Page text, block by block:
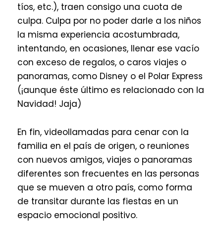
tíos, etc.), traen consigo una cuota de
culpa. Culpa por no poder darle a los niños
la misma experiencia acostumbrada,
intentando, en ocasiones, llenar ese vacío
con exceso de regalos, o caros viajes o
panoramas, como Disney o el Polar Express
(¡aunque éste último es relacionado con la
Navidad! Jaja)
En fin, videollamadas para cenar con la
familia en el país de origen, o reuniones
con nuevos amigos, viajes o panoramas
diferentes son frecuentes en las personas
que se mueven a otro país, como forma
de transitar durante las fiestas en un
espacio emocional positivo.